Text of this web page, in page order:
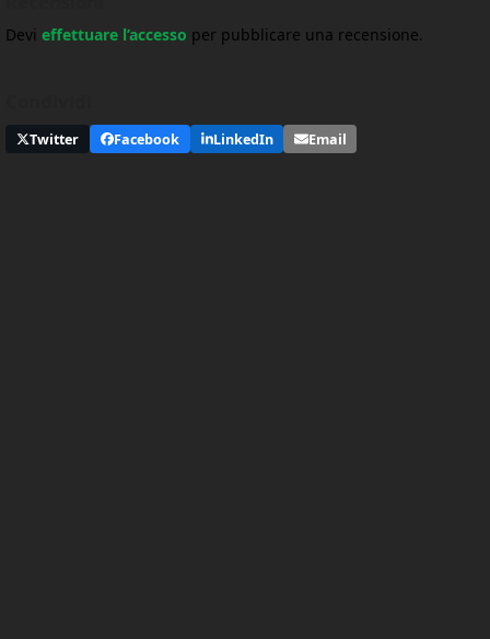
Devi effettuare l’accesso per pubblicare una recensione.
Twitter Facebook LinkedIn Email